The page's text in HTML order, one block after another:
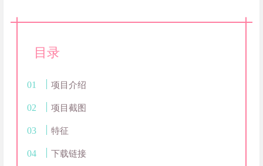
目录
项目介绍
项目截图
特征
下载链接